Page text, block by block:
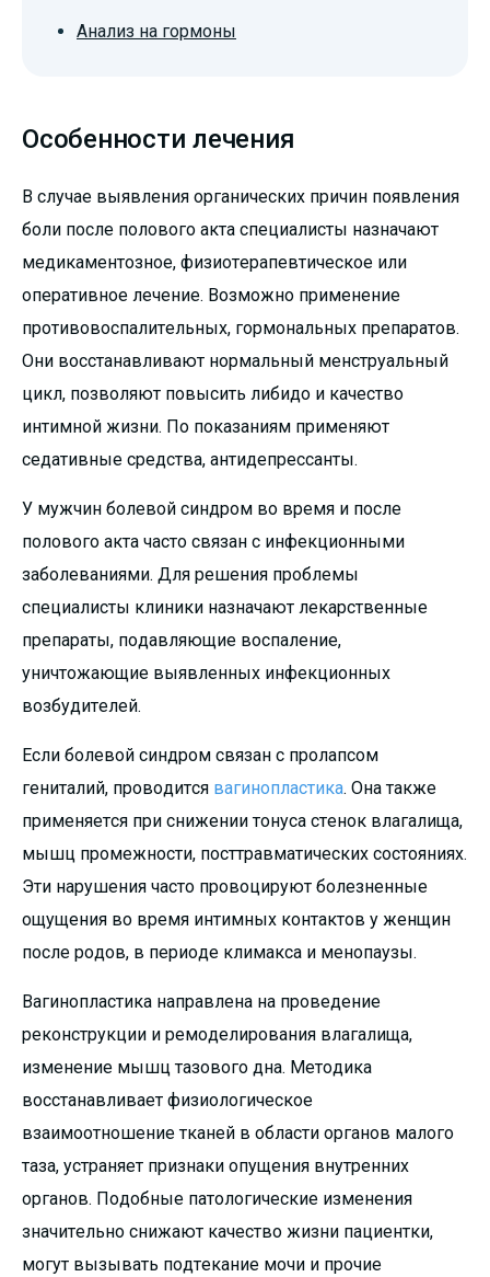
Анализ на гормоны
Особенности лечения
В случае выявления органических причин появления
боли после полового акта специалисты назначают
медикаментозное, физиотерапевтическое или
оперативное лечение. Возможно применение
противовоспалительных, гормональных препаратов.
Они восстанавливают нормальный менструальный
цикл, позволяют повысить либидо и качество
интимной жизни. По показаниям применяют
седативные средства, антидепрессанты.
У мужчин болевой синдром во время и после
полового акта часто связан с инфекционными
заболеваниями. Для решения проблемы
специалисты клиники назначают лекарственные
препараты, подавляющие воспаление,
уничтожающие выявленных инфекционных
возбудителей.
Если болевой синдром связан с пролапсом
гениталий, проводится вагинопластика. Она также
применяется при снижении тонуса стенок влагалища,
мышц промежности, посттравматических состояниях.
Эти нарушения часто провоцируют болезненные
ощущения во время интимных контактов у женщин
после родов, в периоде климакса и менопаузы.
Вагинопластика направлена на проведение
реконструкции и ремоделирования влагалища,
изменение мышц тазового дна. Методика
восстанавливает физиологическое
взаимоотношение тканей в области органов малого
таза, устраняет признаки опущения внутренних
органов. Подобные патологические изменения
значительно снижают качество жизни пациентки,
могут вызывать подтекание мочи и прочие